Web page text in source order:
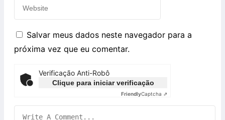
Salvar meus dados neste navegador para a
próxima vez que eu comentar.
Verificação Anti-Robô
Clique para iniciar verificação
FriendlyCaptcha ⇗